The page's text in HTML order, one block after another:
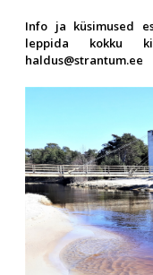
Info ja küsimused
leppida kokku
haldus@strantum.ee